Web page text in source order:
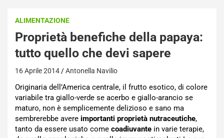
ALIMENTAZIONE
Proprietà benefiche della papaya:
tutto quello che devi sapere
16 Aprile 2014 Antonella Navilio
Originaria dell’America centrale, il frutto esotico, di colore
variabile tra giallo-verde se acerbo e giallo-arancio se
maturo, non è semplicemente delizioso e sano ma
sembrerebbe avere importanti proprietà nutraceutiche,
tanto da essere usato come coadiuvante in varie terapie,